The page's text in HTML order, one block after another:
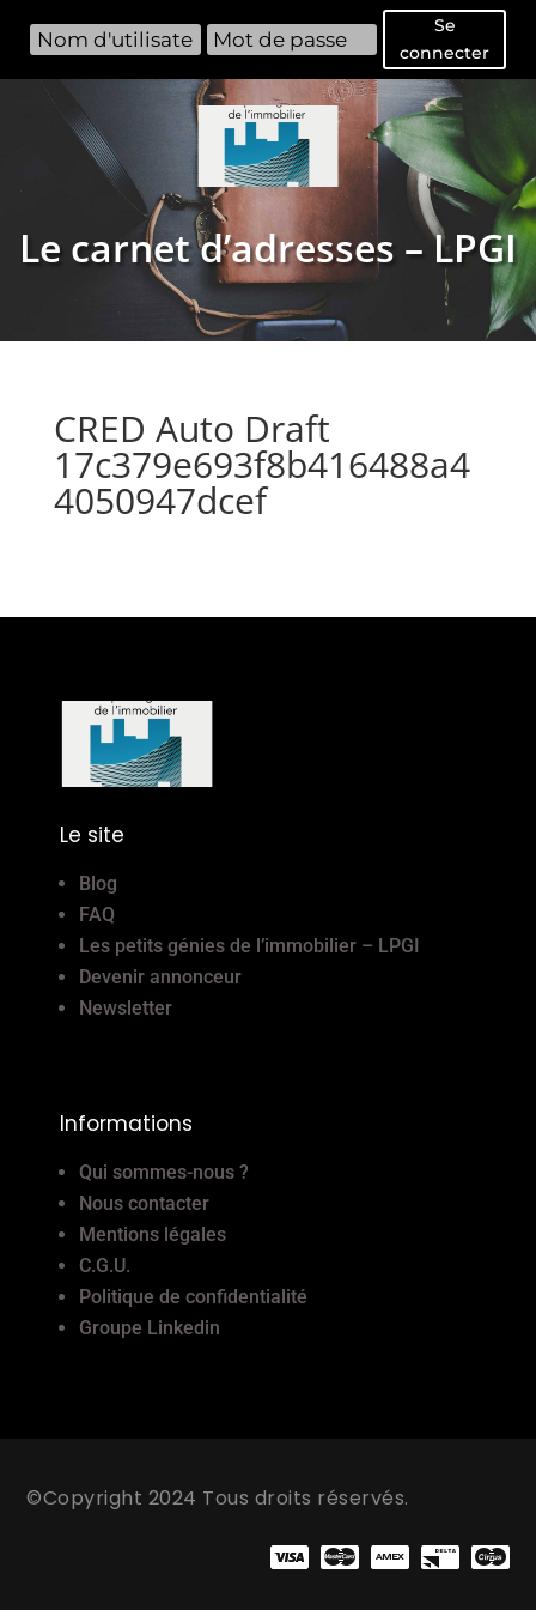
Se
connecter
Le carnet d’adresses – LPGI
CRED Auto Draft
17c379e693f8b416488a4
4050947dcef
Le site
Blog
FAQ
Les petits génies de l’immobilier – LPGI
Devenir annonceur
Newsletter
Informations
Qui sommes-nous ?
Nous contacter
Mentions légales
C.G.U.
Politique de confidentialité
Groupe Linkedin
©Copyright 2024 Tous droits réservés.